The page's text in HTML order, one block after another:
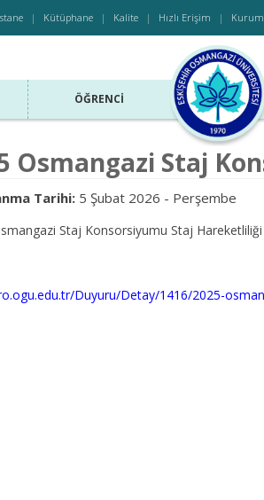
Kütüphane Kalite Hızlı Erişim Kurum
ÖĞRENCI
Osmangazi Staj
Tarihi:5 Şubat 2026 - Perşembe
Staj Konsorsiyumu Staj
Duyuru/Detay/1416/2025-